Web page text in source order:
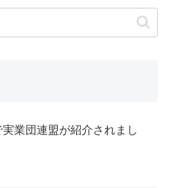
業団連盟が紹介されまし